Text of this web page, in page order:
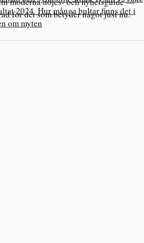
2024 Hur många bultar finns det i
om myten
för det som betyder något just nu.